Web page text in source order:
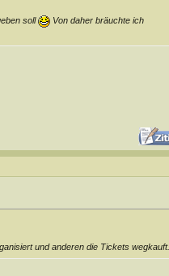
soll
Von daher bräuchte ich
und anderen die Tickets wegkauft.